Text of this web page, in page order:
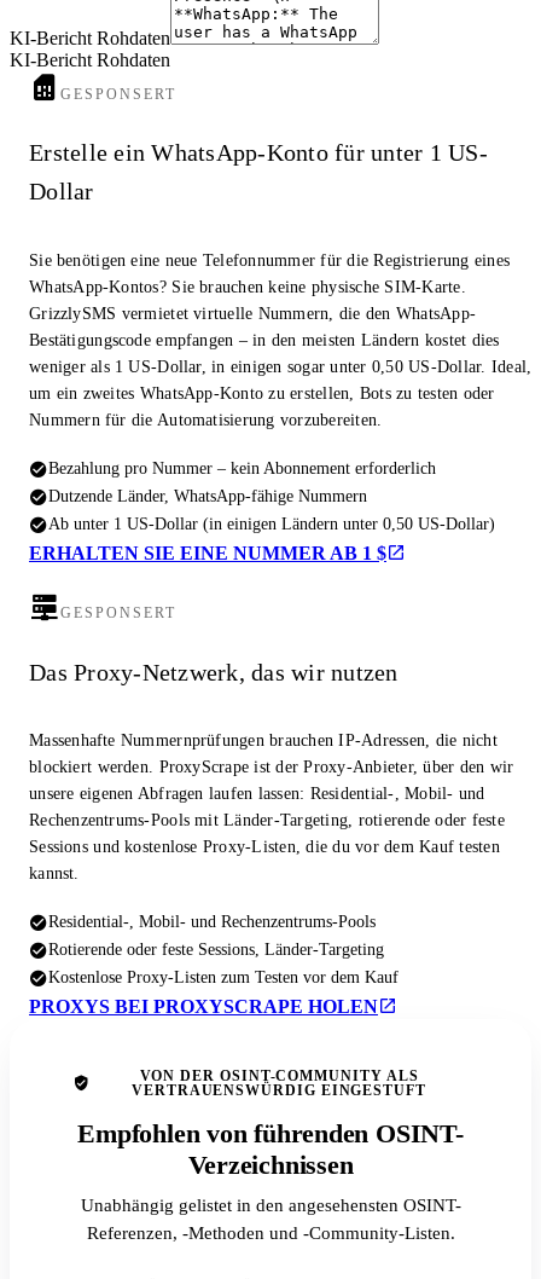
KI-Bericht Rohdaten
KI-Bericht Rohdaten
GESPONSERT
Erstelle ein WhatsApp-Konto für unter 1 US-
Dollar
Sie benötigen eine neue Telefonnummer für die Registrierung eines
WhatsApp-Kontos? Sie brauchen keine physische SIM-Karte.
GrizzlySMS vermietet virtuelle Nummern, die den WhatsApp-
Bestätigungscode empfangen – in den meisten Ländern kostet dies
weniger als 1 US-Dollar, in einigen sogar unter 0,50 US-Dollar. Ideal,
um ein zweites WhatsApp-Konto zu erstellen, Bots zu testen oder
Nummern für die Automatisierung vorzubereiten.
Bezahlung pro Nummer – kein Abonnement erforderlich
Dutzende Länder, WhatsApp-fähige Nummern
Ab unter 1 US-Dollar (in einigen Ländern unter 0,50 US-Dollar)
ERHALTEN SIE EINE NUMMER AB 1 $
GESPONSERT
Das Proxy-Netzwerk, das wir nutzen
Massenhafte Nummernprüfungen brauchen IP-Adressen, die nicht
blockiert werden. ProxyScrape ist der Proxy-Anbieter, über den wir
unsere eigenen Abfragen laufen lassen: Residential-, Mobil- und
Rechenzentrums-Pools mit Länder-Targeting, rotierende oder feste
Sessions und kostenlose Proxy-Listen, die du vor dem Kauf testen
kannst.
Residential-, Mobil- und Rechenzentrums-Pools
Rotierende oder feste Sessions, Länder-Targeting
Kostenlose Proxy-Listen zum Testen vor dem Kauf
PROXYS BEI PROXYSCRAPE HOLEN
VON DER OSINT-COMMUNITY ALS
VERTRAUENSWÜRDIG EINGESTUFT
Empfohlen von führenden OSINT-
Verzeichnissen
Unabhängig gelistet in den angesehensten OSINT-
Referenzen, -Methoden und -Community-Listen.